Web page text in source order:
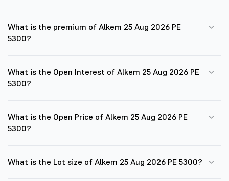
What is the premium of Alkem 25 Aug 2026 PE
5300?
What is the Open Interest of Alkem 25 Aug 2026 PE
5300?
What is the Open Price of Alkem 25 Aug 2026 PE
5300?
What is the Lot size of Alkem 25 Aug 2026 PE 5300?